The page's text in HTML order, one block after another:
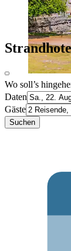
Wo soll’s
Daten
Gäste
Suchen